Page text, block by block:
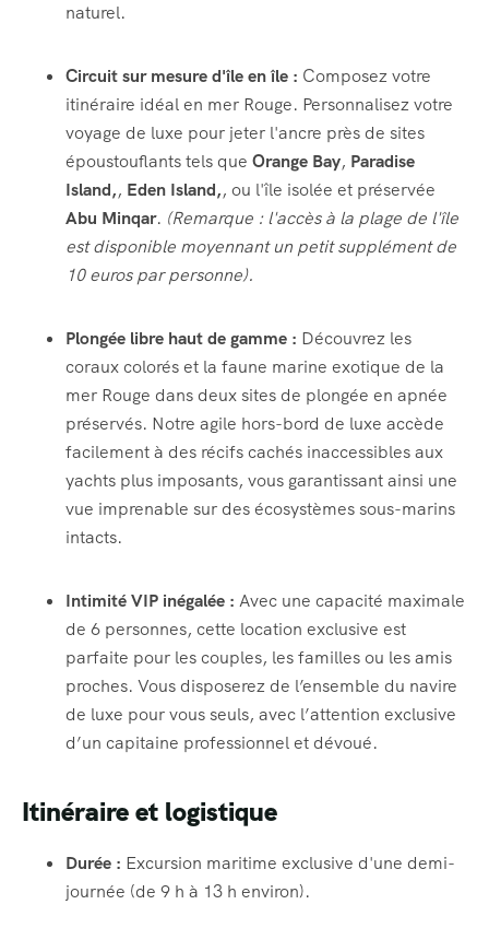
naturel.
Circuit sur mesure d'île en île : Composez votre
itinéraire idéal en mer Rouge. Personnalisez votre
voyage de luxe pour jeter l'ancre près de sites
époustouflants tels que Orange Bay, Paradise
Island,, Eden Island,, ou l'île isolée et préservée
Abu Minqar. (Remarque : l'accès à la plage de l'île
est disponible moyennant un petit supplément de
10 euros par personne).
Plongée libre haut de gamme : Découvrez les
coraux colorés et la faune marine exotique de la
mer Rouge dans deux sites de plongée en apnée
préservés. Notre agile hors-bord de luxe accède
facilement à des récifs cachés inaccessibles aux
yachts plus imposants, vous garantissant ainsi une
vue imprenable sur des écosystèmes sous-marins
intacts.
Intimité VIP inégalée : Avec une capacité maximale
de 6 personnes, cette location exclusive est
parfaite pour les couples, les familles ou les amis
proches. Vous disposerez de l’ensemble du navire
de luxe pour vous seuls, avec l’attention exclusive
d’un capitaine professionnel et dévoué.
Itinéraire et logistique
Durée : Excursion maritime exclusive d'une demi-
journée (de 9 h à 13 h environ).